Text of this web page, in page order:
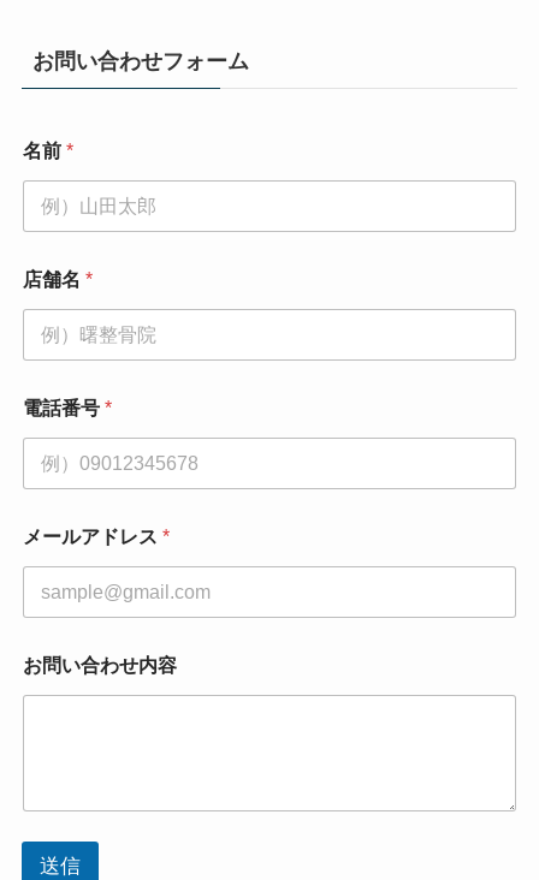
お問い合わせフォーム
名前 *
店舗名 *
電話番号 *
お
問
せ
内
容
メールアドレス *
お問い合わせ内容
送信